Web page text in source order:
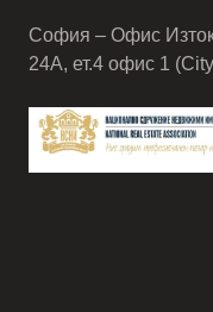
София – Офис
24А, ет.4 офис 1